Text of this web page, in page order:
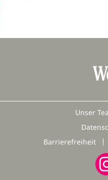
Unser
Barrierefreiheit